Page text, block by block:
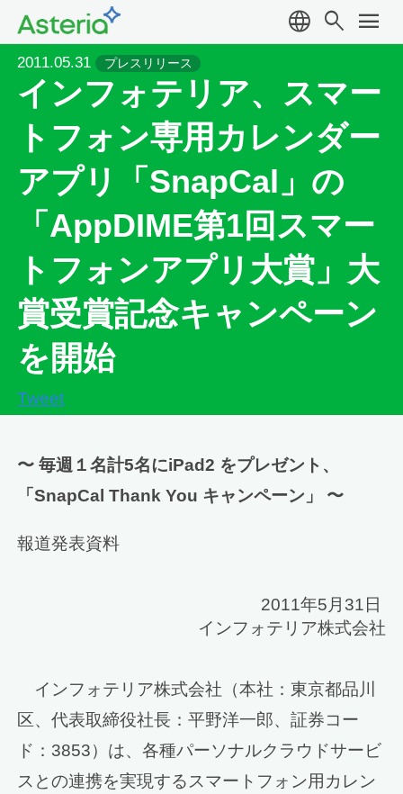
language search menu
2011.05.31 プレスリリース
インフォテリア、スマー
トフォン専用カレンダー
アプリ「SnapCal」の
「AppDIME第1回スマー
トフォンアプリ大賞」大
賞受賞記念キャンペーン
を開始
Tweet
〜 毎週１名計5名にiPad2 をプレゼント、
「SnapCal Thank You キャンペーン」 〜
報道発表資料
2011年5月31日
インフォテリア株式会社
インフォテリア株式会社（本社：東京都品川
区、代表取締役社長：平野洋一郎、証券コー
ド：3853）は、各種パーソナルクラウドサービ
スとの連携を実現するスマートフォン用カレン